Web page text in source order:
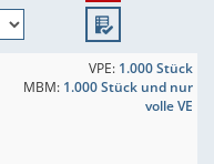
VPE: 1.000 Stück
MBM: 1.000 Stück und nur
volle VE